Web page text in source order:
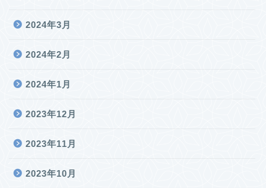
2024年3月
2024年2月
2024年1月
2023年12月
2023年11月
2023年10月